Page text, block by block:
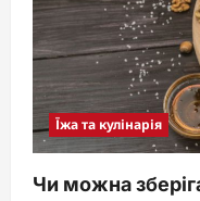
Їжа та кулінарія
Чи можна